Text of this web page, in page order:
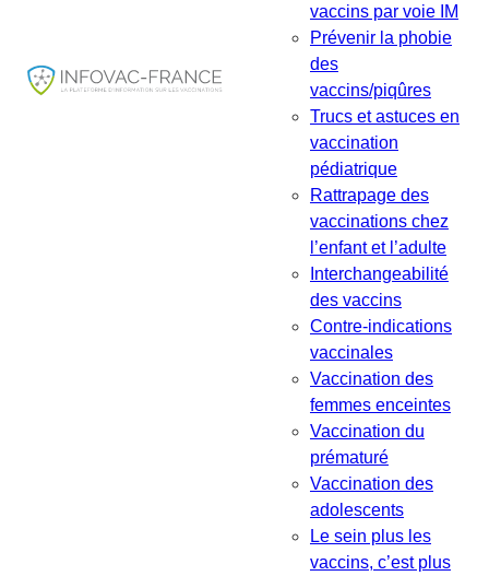
vaccins par voie IM
Prévenir la phobie
des
vaccins/piqûres
Trucs et astuces en
vaccination
pédiatrique
Rattrapage des
vaccinations chez
l’enfant et l’adulte
Interchangeabilité
des vaccins
Contre-indications
vaccinales
Vaccination des
femmes enceintes
Vaccination du
prématuré
Vaccination des
adolescents
Le sein plus les
vaccins, c’est plus